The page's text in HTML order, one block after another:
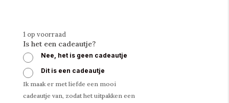
1 op voorraad
Is het een cadeautje?
Nee, het is geen cadeautje
Dit is een cadeautje
Ik maak er met liefde een mooi
cadeautje van, zodat het uitpakken een